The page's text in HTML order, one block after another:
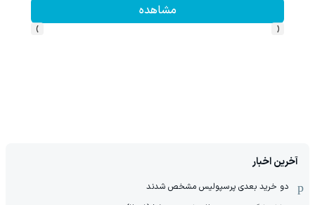
مشاهده
‹
›
آخرین اخبار
دو خرید بعدی پرسپولیس مشخص شدند